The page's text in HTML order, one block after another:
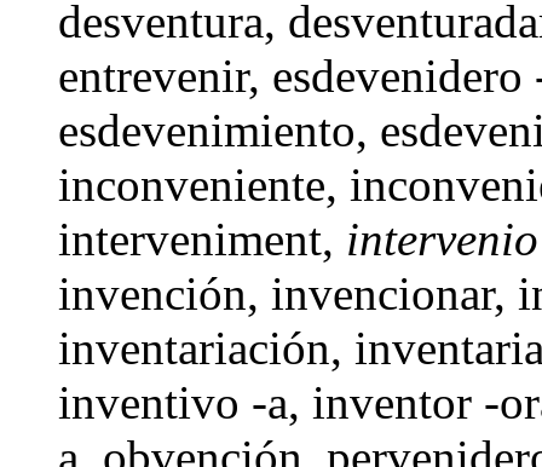
desventura,
entrevenir, esdevenidero
esdevenimiento,
inconveniente,
interveniment,
invención, invencionar,
inventariación,
inventivo -a, inventor -
a, obvención,